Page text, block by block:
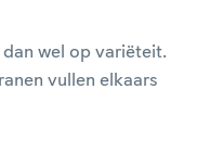
wel op variëteit.
vullen elkaars